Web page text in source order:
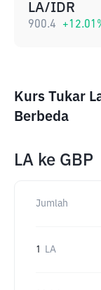
LA/IDR
900.4 +12.01
Kurs Tukar
Berbeda
LA ke GBP
Jumlah
1 LA